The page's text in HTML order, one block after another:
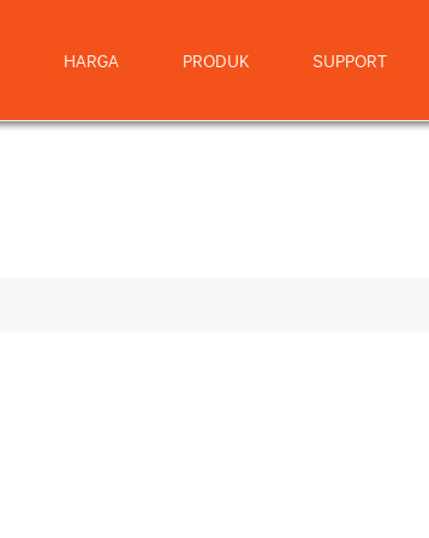
HARGA PRODUK SUPPORT